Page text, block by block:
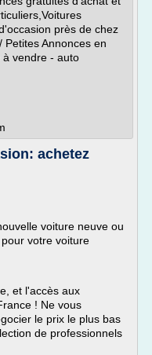
près de chez
Annonces en
à vendre - auto
achetez
voiture neuve ou
votre voiture
et l'accès aux
! Ne vous
le prix le plus bas
de professionnels